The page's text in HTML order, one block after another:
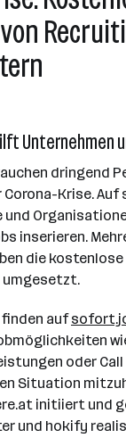
Unternehmen
dringend
Corona-Krise.
und
inserieren.
die
umgesetzt.
auf
oder Call
Situation
initiiert und
und hokify